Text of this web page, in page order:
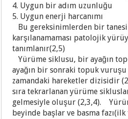
4. Uygun bir adım uzunluğu
5. Uygun enerji harcanımı
Bu gereksinimlerden bir
karşılanamaması patolojik
tanımlanır(2,5)
Yürüme siklusu, bir ayağın
ayağın bir sonraki topuk vuruşu
zamandaki hareketler dizisidir
sıra tekrarlanan yürüme
gelmesiyle oluşur (2,3,4).
beyinde başlar ve basma